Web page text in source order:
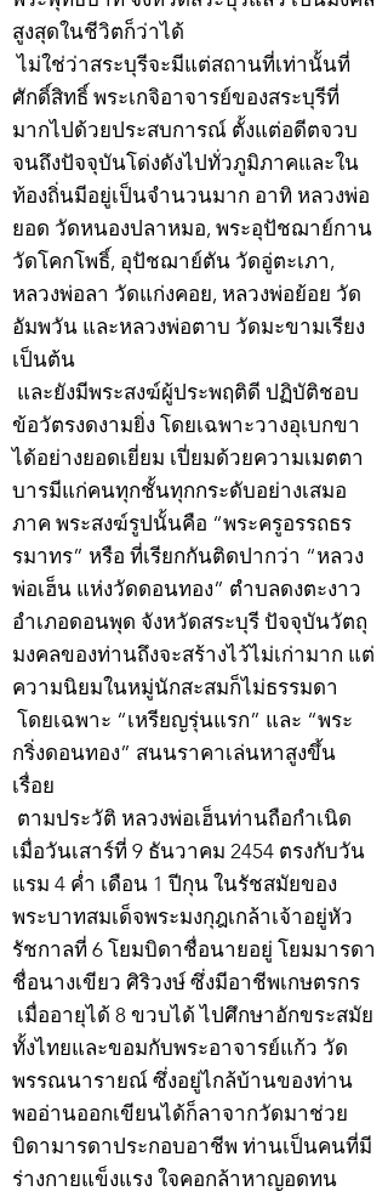
สูงสุดในชีวิตก็ว่าได้
ไม่ใช่ว่าสระบุรีจะมีแต่สถานที่เท่านั้นที่
ศักดิ์สิทธิ์ พระเกจิอาจารย์ของสระบุรีที่
มากไปด้วยประสบการณ์ ตั้งแต่อดีตจวบ
จนถึงปัจจุบันโด่งดังไปทั่วภูมิภาคและใน
ท้องถิ่นมีอยู่เป็นจำนวนมาก อาทิ หลวงพ่อ
ยอด วัดหนองปลาหมอ, พระอุปัชฌาย์กาน
วัดโคกโพธิ์, อุปัชฌาย์ตัน วัดอู่ตะเภา,
หลวงพ่อลา วัดแก่งคอย, หลวงพ่อย้อย วัด
อัมพวัน และหลวงพ่อตาบ วัดมะขามเรียง
เป็นต้น
และยังมีพระสงฆ์ผู้ประพฤติดี ปฏิบัติชอบ
ข้อวัตรงดงามยิ่ง โดยเฉพาะวางอุเบกขา
ได้อย่างยอดเยี่ยม เปี่ยมด้วยความเมตตา
บารมีแก่คนทุกชั้นทุกกระดับอย่างเสมอ
ภาค พระสงฆ์รูปนั้นคือ “พระครูอรรถธร
รมาทร” หรือ ที่เรียกกันติดปากว่า “หลวง
พ่อเฮ็น แห่งวัดดอนทอง” ตำบลดงตะงาว
อำเภอดอนพุด จังหวัดสระบุรี ปัจจุบันวัตถุ
มงคลของท่านถึงจะสร้างไว้ไม่เก่ามาก แต่
ความนิยมในหมู่นักสะสมก็ไม่ธรรมดา
โดยเฉพาะ “เหรียญรุ่นแรก” และ “พระ
กริ่งดอนทอง” สนนราคาเล่นหาสูงขึ้น
เรื่อย
ตามประวัติ หลวงพ่อเฮ็นท่านถือกำเนิด
เมื่อวันเสาร์ที่ 9 ธันวาคม 2454 ตรงกับวัน
แรม 4 ค่ำ เดือน 1 ปีกุน ในรัชสมัยของ
พระบาทสมเด็จพระมงกุฎเกล้าเจ้าอยู่หัว
รัชกาลที่ 6 โยมบิดาชื่อนายอยู่ โยมมารดา
ชื่อนางเขียว ศิริวงษ์ ซึ่งมีอาชีพเกษตรกร
เมื่ออายุได้ 8 ขวบได้ ไปศึกษาอักขระสมัย
ทั้งไทยและขอมกับพระอาจารย์แก้ว วัด
พรรณนารายณ์ ซึ่งอยู่ไกล้บ้านของท่าน
พออ่านออกเขียนได้ก็ลาจากวัดมาช่วย
บิดามารดาประกอบอาชีพ ท่านเป็นคนที่มี
ร่างกายแข็งแรง ใจคอกล้าหาญอดทน